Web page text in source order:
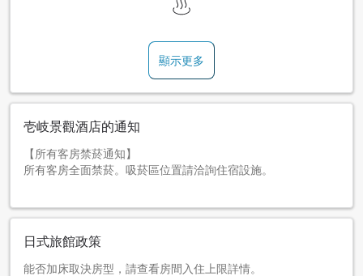
顯示更多
壱岐景觀酒店的通知
【所有客房禁菸通知】
所有客房全面禁菸。吸菸區位置請洽詢住宿設施。
日式旅館政策
能否加床取決房型，請查看房間入住上限詳情。